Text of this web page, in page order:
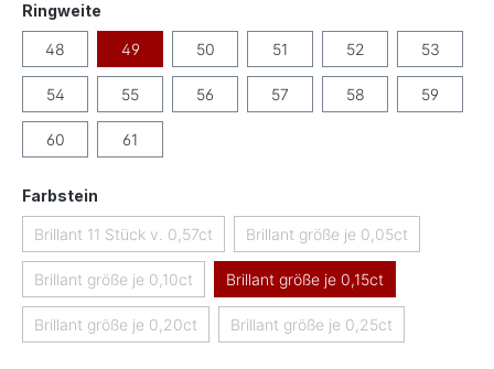
Ringweite
48 49 50 51 52 53
54 55 56 57 58 59
60 61
Farbstein
Brillant 11 Stück v. 0,57ct(Diese Option ist zurzeit nicht verfügbar.)
Brillant größe je 0,05ct
(Diese Option ist zurzeit
Brillant größe je 0,10ct(Diese Option ist zurzeit nicht verfügbar.)
Brillant größe je 0,15ct
Brillant größe je 0,20ct(Diese Option ist zurzeit nicht verfügbar.)
Brillant größe je 0,25ct
(Diese Option ist zurzeit